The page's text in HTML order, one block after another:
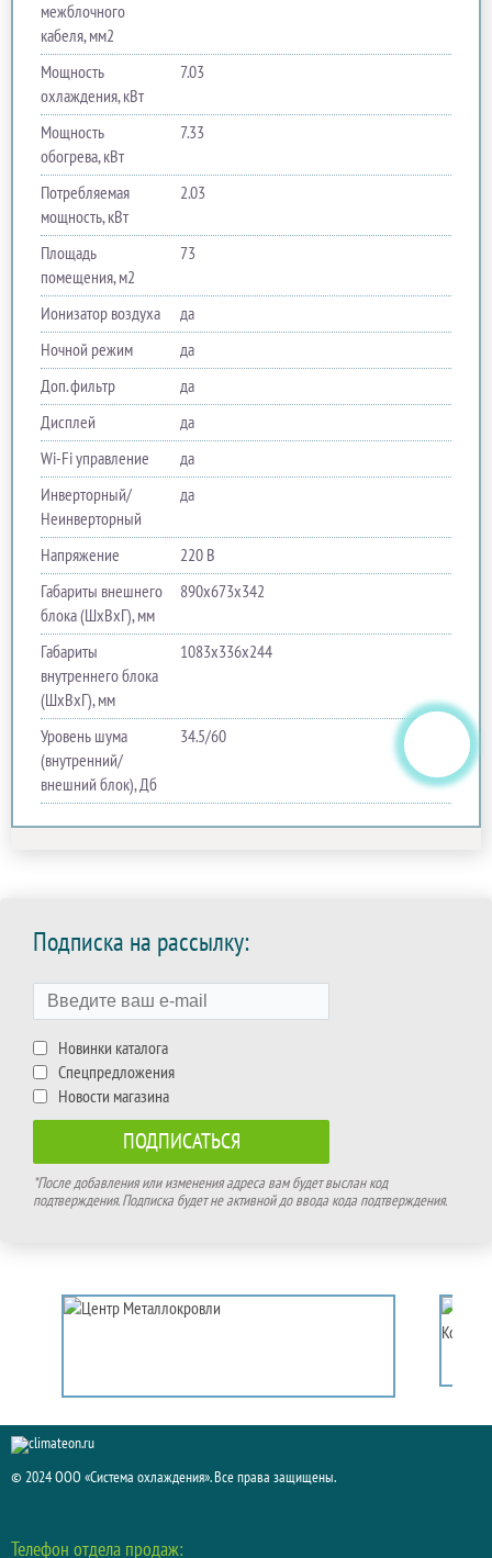
межблочного
кабеля, мм2
Мощность
охлаждения, кВт
7.03
Мощность
обогрева, кВт
7.33
Потребляемая
мощность, кВт
2.03
Площадь
помещения, м2
73
Ионизатор воздуха
да
Ночной режим
да
Доп. фильтр
да
Дисплей
да
Wi-Fi управление
да
Инверторный/
Неинверторный
да
Напряжение
220 В
Габариты внешнего
блока (ШхВхГ), мм
890х673х342
Габариты
внутреннего блока
(ШхВхГ), мм
1083х336х244
Уровень шума
(внутренний/
внешний блок), Дб
34.5/60
Подписка на рассылку:
Новинки каталога
Спецпредложения
Новости магазина
*После добавления или изменения адреса вам будет выслан код
подтверждения. Подписка будет не активной до ввода кода подтверждения.
© 2024 ООО «Система охлаждения». Все права защищены.
Телефон отдела продаж: